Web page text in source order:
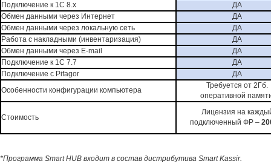
Подключение к 1С 8.x
ДА
Обмен данными через Интернет
ДА
Обмен данными через локальную сеть
ДА
Работа с накладными (инвентаризация)
ДА
Обмен данными через E-mail
ДА
Подключение к 1С 7.7
ДА
Подключение с Pifagor
ДА
Особенности конфигурации компьютера
Требуется от 2Гб.
оперативной
Стоимость
Лицензия на
подключенный ФР –
*Программа Smart HUB входит в состав дистрибутива Smart Kassir.